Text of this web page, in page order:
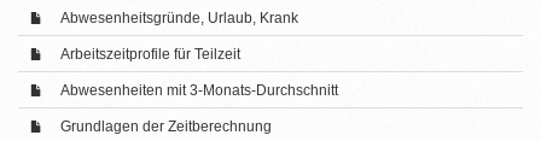
Abwesenheitsgründe, Urlaub, Krank
Arbeitszeitprofile für Teilzeit
Abwesenheiten mit 3-Monats-Durchschnitt
Grundlagen der Zeitberechnung